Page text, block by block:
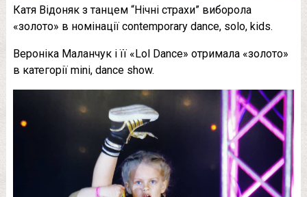
Катя Відоняк з танцем “Нічні страхи” виборола
«золото» в номінації contemporary dance, solo, kids.
Вероніка Маланчук і її «Lol Dance» отримала «золото»
в категорії mini, dance show.